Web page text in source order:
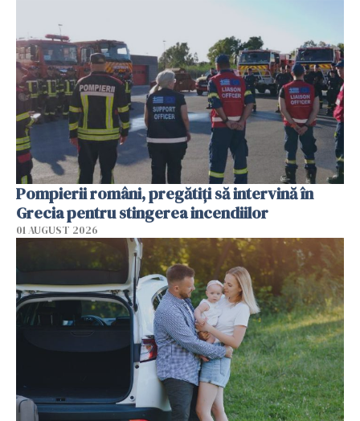
Pompierii români, pregătiţi să intervină în
Grecia pentru stingerea incendiilor
01 AUGUST 2026